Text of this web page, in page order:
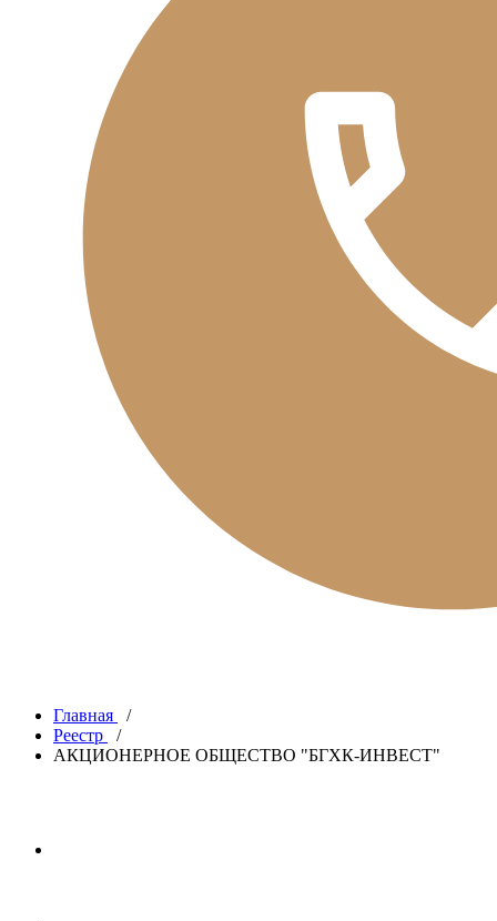
Главная
/
Реестр
/
АКЦИОНЕРНОЕ ОБЩЕСТВО "БГХК-ИНВЕСТ"